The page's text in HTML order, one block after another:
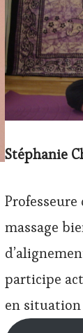
Stéphanie
massage
participe
en